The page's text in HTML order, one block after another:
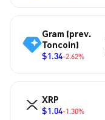
Gram (prev.
Toncoin)
$1.34-2.62%
XRP
$1.04-1.30%